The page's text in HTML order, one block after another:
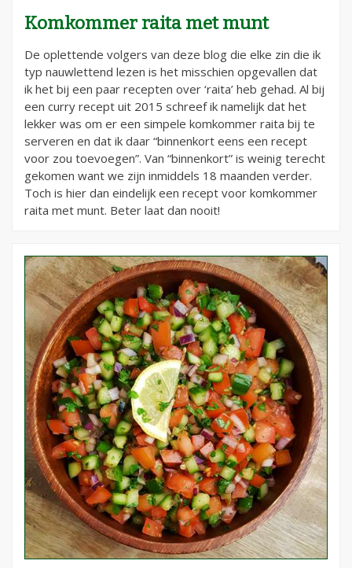
Komkommer raita met munt
De oplettende volgers van deze blog die elke zin die ik
typ nauwlettend lezen is het misschien opgevallen dat
ik het bij een paar recepten over ‘raita’ heb gehad. Al bij
een curry recept uit 2015 schreef ik namelijk dat het
lekker was om er een simpele komkommer raita bij te
serveren en dat ik daar “binnenkort eens een recept
voor zou toevoegen”. Van “binnenkort” is weinig terecht
gekomen want we zijn inmiddels 18 maanden verder.
Toch is hier dan eindelijk een recept voor komkommer
raita met munt. Beter laat dan nooit!